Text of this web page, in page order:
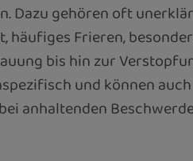
Dazu gehören oft
Frieren,
bis hin zur
und können
anhaltenden